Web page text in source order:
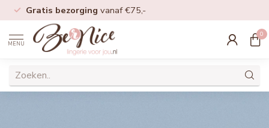
Gratis bezorging vanaf €75,-
MENU
0